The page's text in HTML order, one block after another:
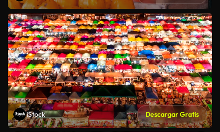
iStock Descargar Gratis